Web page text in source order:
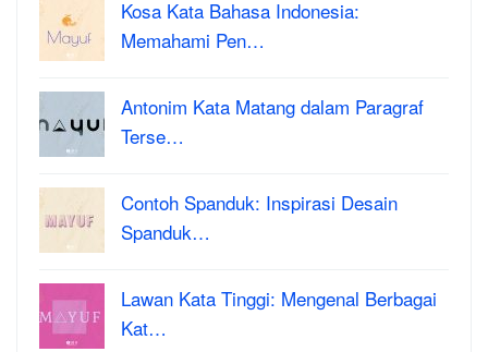
Kosa Kata Bahasa Indonesia:
Memahami Pen…
Antonim Kata Matang dalam Paragraf
Terse…
Contoh Spanduk: Inspirasi Desain
Spanduk…
Lawan Kata Tinggi: Mengenal Berbagai
Kat…